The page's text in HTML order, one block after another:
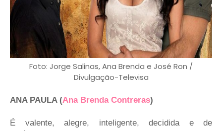
Foto: Jorge Salinas, Ana Brenda e José Ron /
Divulgação-Televisa
ANA PAULA (Ana Brenda Contreras)
É valente, alegre, inteligente, decidida e de